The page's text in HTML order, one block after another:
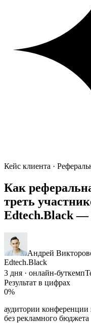
Кейс клиента ·
Как
треть
Edtech.Black —
Андрей Викторов
Edtech.Black
3 дня · онлайн-буткемп
Результат в цифрах
0%
аудитории
без рекламного бюджета